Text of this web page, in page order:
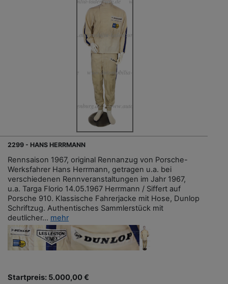
2299 - HANS HERRMANN
Rennsaison 1967, original Rennanzug von Porsche-
Werksfahrer Hans Herrmann, getragen u.a. bei
verschiedenen Rennveranstaltungen im Jahr 1967,
u.a. Targa Florio 14.05.1967 Herrmann / Siffert auf
Porsche 910. Klassische Fahrerjacke mit Hose, Dunlop
Schriftzug. Authentisches Sammlerstück mit
deutlicher... mehr
Startpreis: 5.000,00 €